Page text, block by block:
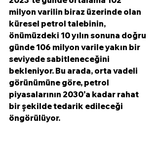
milyon varilin biraz üzerinde olan
küresel petrol talebinin,
önümüzdeki 10 yılın sonuna doğru
günde 106 milyon varile yakın bir
seviyede sabitleneceğini
bekleniyor. Bu arada, orta vadeli
görünümüne göre, petrol
piyasalarının 2030'a kadar rahat
bir şekilde tedarik edileceği
öngörülüyor.